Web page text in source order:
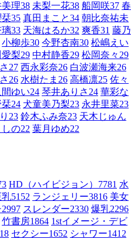
理38 未梨一花38 船岡咲37 春
栞35 真田まこと34 朝比奈祐未
璃33 天海はるか32 爽香31 藤乃
小柳歩30 今野杏南30 松嶋えい
梨29 中村静香29 松岡奈々 29
27 西永彩奈26 白波瀬海来26
26 水樹たま 26 高橋凛25 佐々
間ゆい24 琴井ありさ 24 華彩な
栞24 犬童美乃梨23 永井里菜23
23 鈴木ふみ奈23 天木じゅん
しの22 葉月ゆめ22
HD（ハイビジョン） 7781 水
乳5152 ランジェリー3816 美女
2997 スレンダー2330 爆乳2296
竹書房1864 1stイメージ・デビ
セクシー1652 シャワー1412